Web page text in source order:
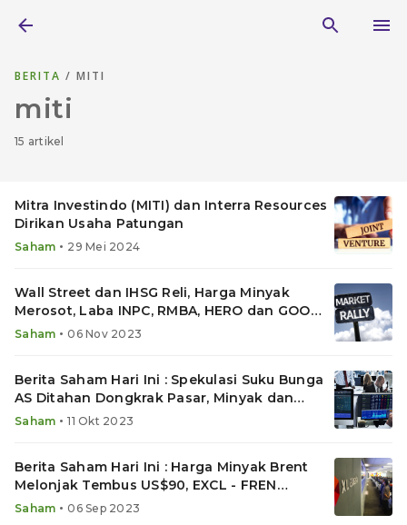
BERITA / MITI
miti
15 artikel
Mitra Investindo (MITI) dan Interra Resources
Dirikan Usaha Patungan
Saham • 29 Mei 2024
Wall Street dan IHSG Reli, Harga Minyak
Merosot, Laba INPC, RMBA, HERO dan GOOD
Melesat
Saham • 06 Nov 2023
Berita Saham Hari Ini : Spekulasi Suku Bunga
AS Ditahan Dongkrak Pasar, Minyak dan
Emas Melemah
Saham • 11 Okt 2023
Berita Saham Hari Ini : Harga Minyak Brent
Melonjak Tembus US$90, EXCL - FREN
Kembali Jajaki Merger
Saham • 06 Sep 2023